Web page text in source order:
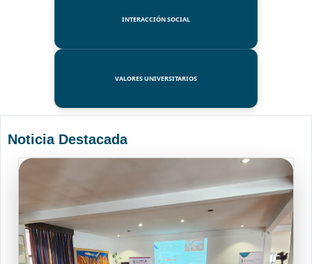
INTERACCIÓN SOCIAL
VALORES UNIVERSITARIOS
Noticia Destacada